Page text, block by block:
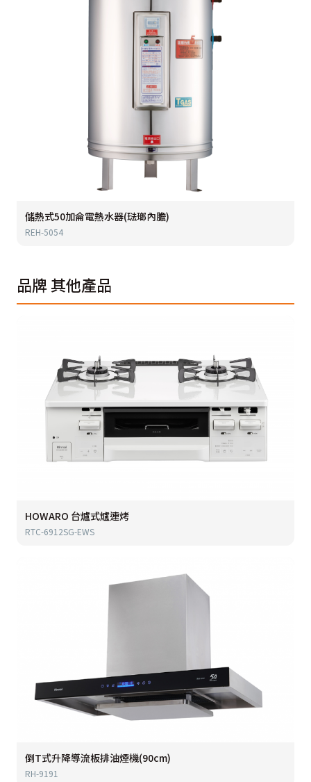
儲熱式50加侖電熱水器(琺瑯內膽)
REH-5054
品牌其他產品
HOWARO 台爐式爐連烤
RTC-6912SG-EWS
倒T式升降導流板排油煙機(90cm)
RH-9191